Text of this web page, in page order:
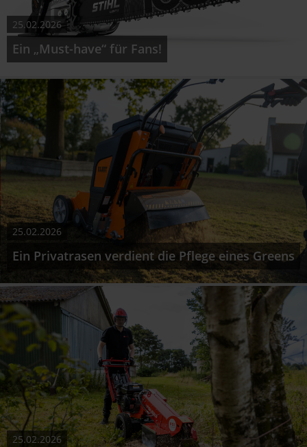
25.02.2026
Ein „Must-have“ für Fans!
25.02.2026
Ein Privatrasen verdient die Pflege eines Greens
25.02.2026